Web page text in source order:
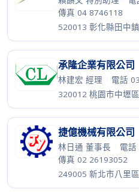
傳真 04 8746118
520013 彰化縣田中
承隆企業有限公司
林建宏 經理 · 電話
320012 桃園市中壢
捷億機械有限公司
林日通 董事長 · 電話
傳真 02 26193052
249005 新北市八里